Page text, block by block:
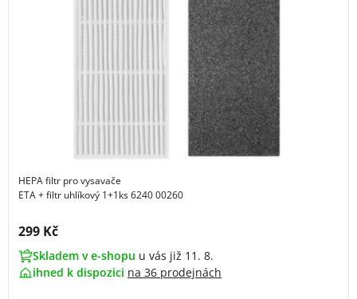
HEPA filtr pro vysavače
ETA + filtr uhlíkový 1+1ks 6240 00260
Cena s DPH:
299 Kč
Skladem v e-shopu u vás již 11. 8.
ihned k dispozici na 36 prodejnách